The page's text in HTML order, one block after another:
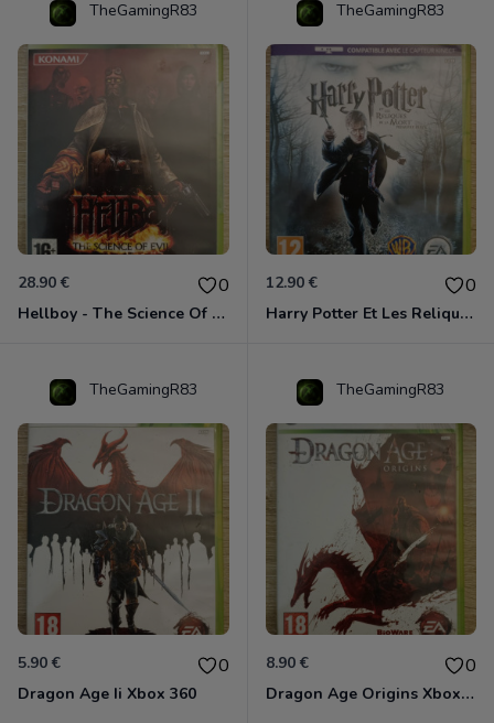
TheGamingR83
28.90 € 0
Hellboy - The Science Of Evil Xbox 360
TheGamingR83
12.90 € 0
Harry Potter Et Les Reliques De La Mort - 1ère Partie Xbox 360
TheGamingR83
5.90 € 0
Dragon Age Ii Xbox 360
TheGamingR83
8.90 € 0
Dragon Age Origins Xbox 360